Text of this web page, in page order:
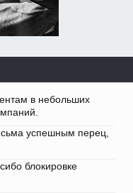
в небольших
успешным перец,
блокировке